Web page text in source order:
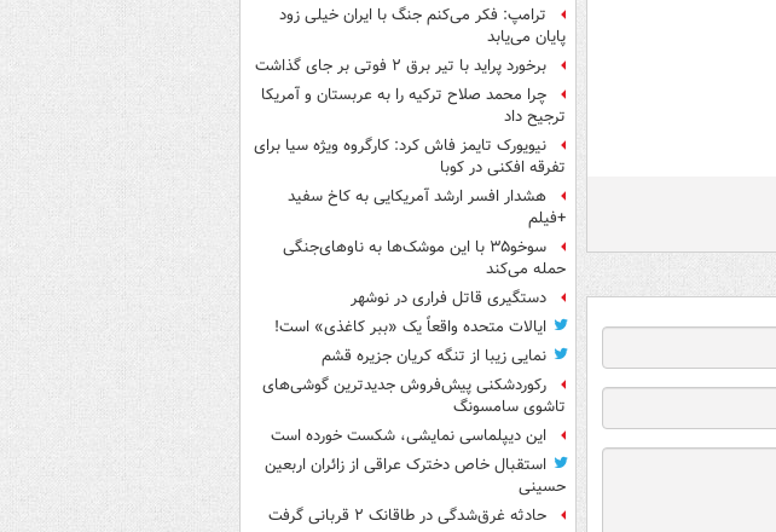
ترامپ: فکر می‌کنم جنگ با ایران خیلی زود
پایان می‌یابد
برخورد پراید با تیر برق ۲ فوتی بر جای گذاشت
چرا محمد صلاح ترکیه را به عربستان و آمریکا
ترجیح داد
نیویورک تایمز فاش کرد: کارگروه ویژه سیا برای
تفرقه افکنی در کوبا
هشدار افسر ارشد آمریکایی به کاخ سفید
+فیلم
سوخو۳۵ با این موشک‌ها به ناوهای‌جنگی
حمله می‌کند
دستگیری قاتل فراری در نوشهر
ایالات متحده واقعاً یک «ببر کاغذی» است!
نمایی زیبا از تنگه کریان جزیره قشم
رکوردشکنی پیش‌فروش جدیدترین گوشی‌های
تاشوی سامسونگ
این دیپلماسی نمایشی، شکست خورده است
استقبال خاص دخترک عراقی از زائران اربعین
حسینی
حادثه غرق‌شدگی در طاقانک ۲ قربانی گرفت